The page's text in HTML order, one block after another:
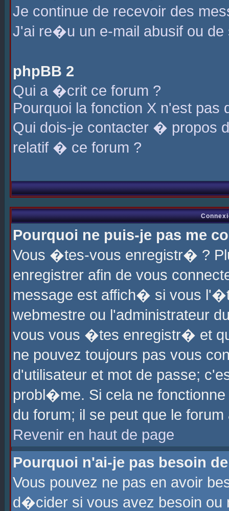
Je continue de recevoir des
J'ai re�u un e-mail abusif ou de
phpBB 2
Qui a �crit ce forum ?
Pourquoi la fonction X n'est pas
Qui dois-je contacter � propos
relatif � ce forum ?
Pourquoi ne puis-je pas me
Vous �tes-vous enregistr� ?
enregistrer afin de vous
message est affich� si vous
webmestre ou l'administrateur
vous vous �tes enregistr� et
ne pouvez toujours pas vous
d'utilisateur et mot de passe;
probl�me. Si cela ne
du forum; il se peut que le
Revenir en haut de page
Pourquoi n'ai-je pas besoin
Vous pouvez ne pas en avoir
d�cider si vous avez besoin ou